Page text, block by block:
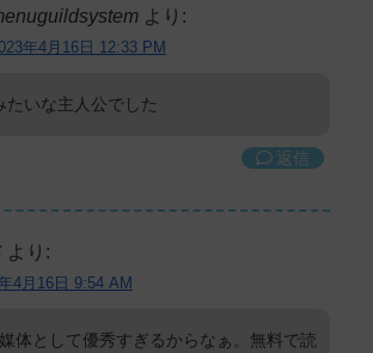
より:
年4月16日 12:33 PM
たいな主人公でした
返信
より:
4月16日 9:54 AM
体として優秀すぎるからなぁ。無料で読